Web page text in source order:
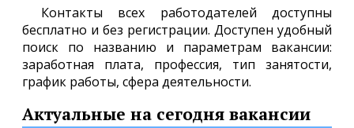
Контакты всех работодателей доступны
бесплатно и без регистрации. Доступен удобный
поиск по названию и параметрам вакансии:
заработная плата, профессия, тип занятости,
график работы, сфера деятельности.
Актуальные на сегодня вакансии